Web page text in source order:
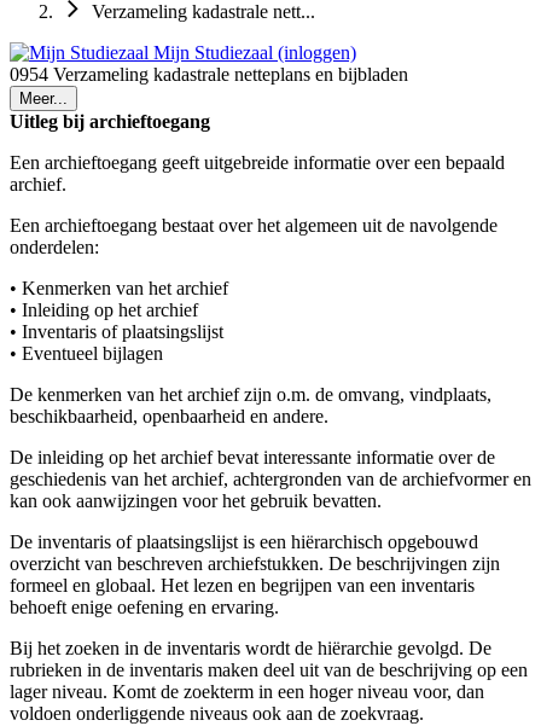
Verzameling kadastrale nett...
Mijn Studiezaal (inloggen)
0954 Verzameling kadastrale netteplans en bijbladen
Meer...
Uitleg bij archieftoegang
Een archieftoegang geeft uitgebreide informatie over een bepaald
archief.
Een archieftoegang bestaat over het algemeen uit de navolgende
onderdelen:
• Kenmerken van het archief
• Inleiding op het archief
• Inventaris of plaatsingslijst
• Eventueel bijlagen
De kenmerken van het archief zijn o.m. de omvang, vindplaats,
beschikbaarheid, openbaarheid en andere.
De inleiding op het archief bevat interessante informatie over de
geschiedenis van het archief, achtergronden van de archiefvormer en
kan ook aanwijzingen voor het gebruik bevatten.
De inventaris of plaatsingslijst is een hiërarchisch opgebouwd
overzicht van beschreven archiefstukken. De beschrijvingen zijn
formeel en globaal. Het lezen en begrijpen van een inventaris
behoeft enige oefening en ervaring.
Bij het zoeken in de inventaris wordt de hiërarchie gevolgd. De
rubrieken in de inventaris maken deel uit van de beschrijving op een
lager niveau. Komt de zoekterm in een hoger niveau voor, dan
voldoen onderliggende niveaus ook aan de zoekvraag.